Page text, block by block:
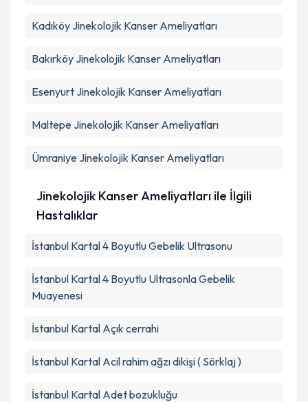
Kadıköy Jinekolojik Kanser Ameliyatları
Bakırköy Jinekolojik Kanser Ameliyatları
Esenyurt Jinekolojik Kanser Ameliyatları
Maltepe Jinekolojik Kanser Ameliyatları
Ümraniye Jinekolojik Kanser Ameliyatları
Jinekolojik Kanser Ameliyatları ile İlgili
Hastalıklar
İstanbul Kartal 4 Boyutlu Gebelik Ultrasonu
İstanbul Kartal 4 Boyutlu Ultrasonla Gebelik
Muayenesi
İstanbul Kartal Açık cerrahi
İstanbul Kartal Acil rahim ağzı dikişi ( Sörklaj )
İstanbul Kartal Adet bozukluğu